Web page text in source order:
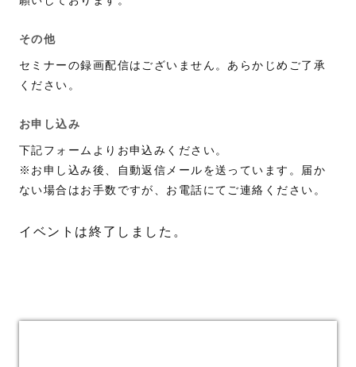
その他
セミナーの録画配信はございません。あらかじめご了承
ください。
お申し込み
下記フォームよりお申込みください。
※お申し込み後、自動返信メールを送っています。届か
ない場合はお手数ですが、お電話にてご連絡ください。
イベントは終了しました。